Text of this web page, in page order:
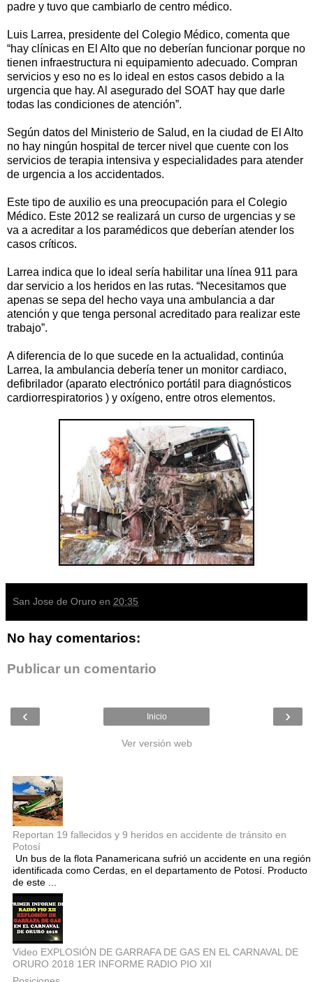
padre y tuvo que cambiarlo de centro médico.
Luis Larrea, presidente del Colegio Médico, comenta que
“hay clínicas en El Alto que no deberían funcionar porque no
tienen infraestructura ni equipamiento adecuado. Compran
servicios y eso no es lo ideal en estos casos debido a la
urgencia que hay. Al asegurado del SOAT hay que darle
todas las condiciones de atención”.
Según datos del Ministerio de Salud, en la ciudad de El Alto
no hay ningún hospital de tercer nivel que cuente con los
servicios de terapia intensiva y especialidades para atender
de urgencia a los accidentados.
Este tipo de auxilio es una preocupación para el Colegio
Médico. Este 2012 se realizará un curso de urgencias y se
va a acreditar a los paramédicos que deberían atender los
casos críticos.
Larrea indica que lo ideal sería habilitar una línea 911 para
dar servicio a los heridos en las rutas. “Necesitamos que
apenas se sepa del hecho vaya una ambulancia a dar
atención y que tenga personal acreditado para realizar este
trabajo”.
A diferencia de lo que sucede en la actualidad, continúa
Larrea, la ambulancia debería tener un monitor cardiaco,
defibrilador (aparato electrónico portátil para diagnósticos
cardiorrespiratorios ) y oxígeno, entre otros elementos.
San Jose de Oruro en 20:35
No hay comentarios:
Publicar un comentario
‹ ›
Inicio
Ver versión web
Reportan 19 fallecidos y 9 heridos en accidente de tránsito en
Potosí
Un bus de la flota Panamericana sufrió un accidente en una región
identificada como Cerdas, en el departamento de Potosí. Producto
de este ...
Video EXPLOSIÓN DE GARRAFA DE GAS EN EL CARNAVAL DE
ORURO 2018 1ER INFORME RADIO PIO XII